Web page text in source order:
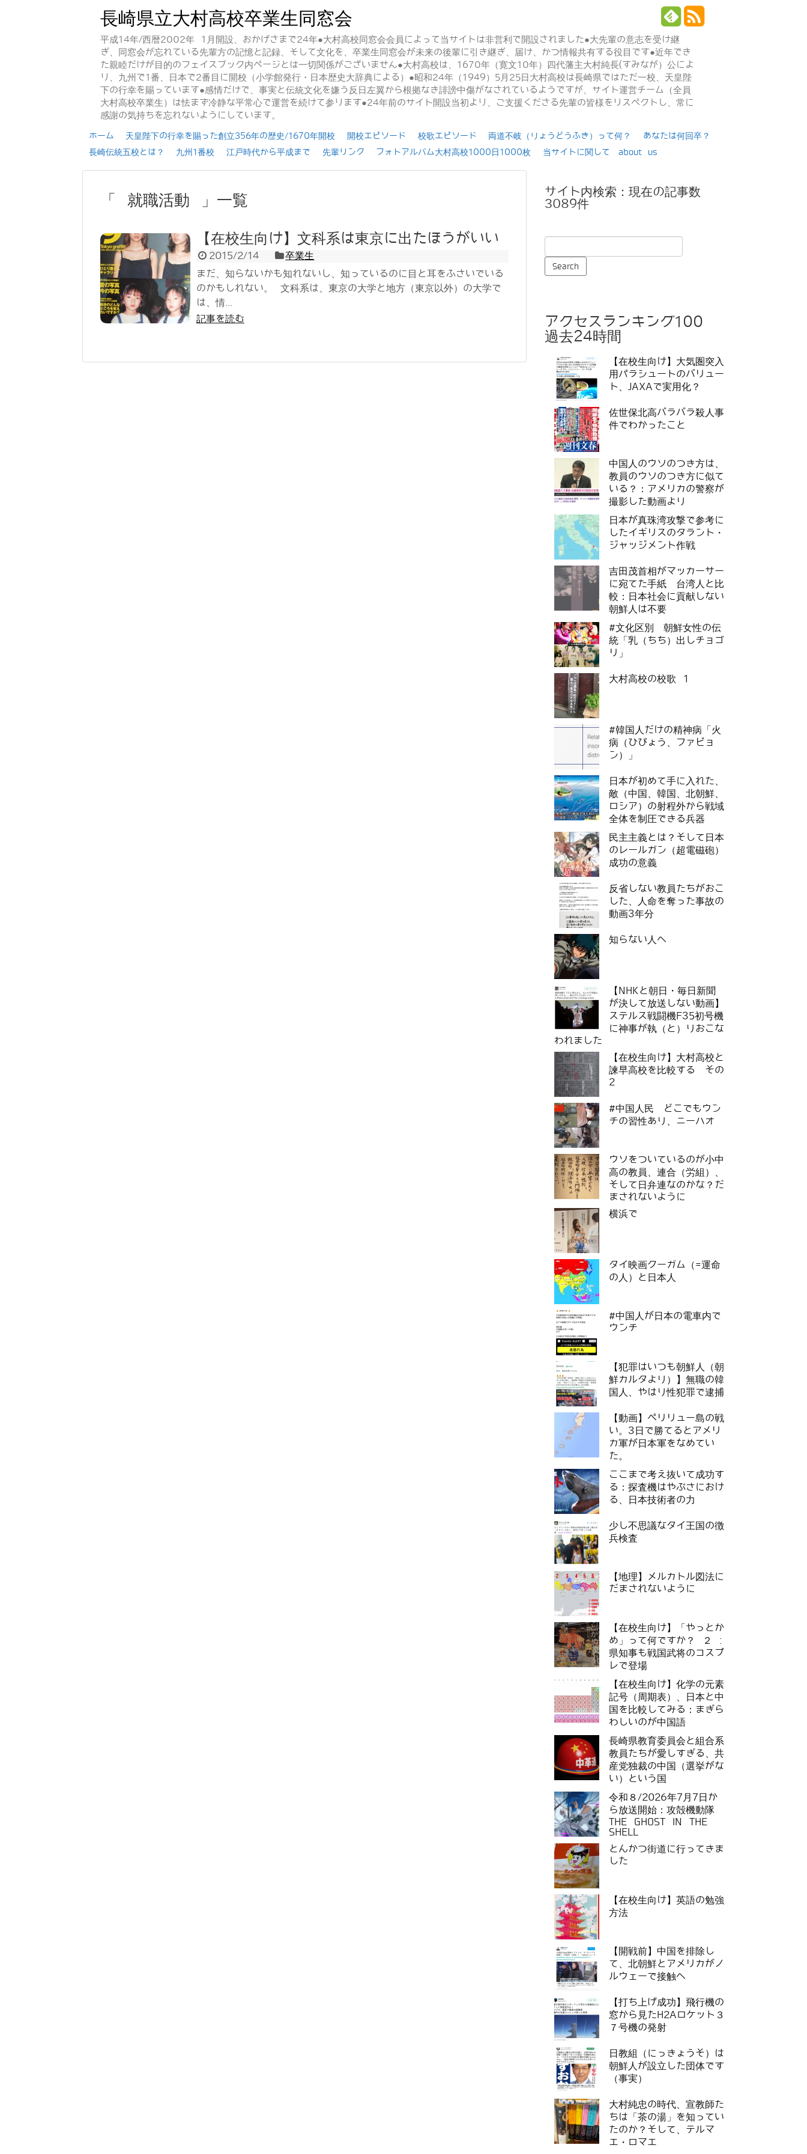
長崎県立大村高校卒業生同窓会
平成14年/西暦2002年 1月開設、おかげさまで24年●大村高校同窓会会員によって当サイトは非営利で開設されました●大先輩の意志を受け継
ぎ、同窓会が忘れている先輩方の記憶と記録、そして文化を、卒業生同窓会が未来の後輩に引き継ぎ、届け、かつ情報共有する役目です●近年でき
た親睦だけが目的のフェイスブック内ページとは一切関係がございません●大村高校は、1670年（寛文10年）四代藩主大村純長(すみなが）公によ
り、九州で1番、日本で2番目に開校（小学館発行・日本歴史大辞典による）●昭和24年（1949）5月25日大村高校は長崎県ではただ一校、天皇陛
下の行幸を賜っています●感情だけで、事実と伝統文化を嫌う反日左翼から根拠なき誹謗中傷がなされているようですが、サイト運営チーム（全員
大村高校卒業生）は怯まず冷静な平常心で運営を続けて参ります●24年前のサイト開設当初より、ご支援くださる先輩の皆様をリスペクトし、常に
感謝の気持ちを忘れないようにしています。
ホーム 天皇陛下の行幸を賜った創立356年の歴史/1670年開校 開校エピソード 校歌エピソード 両道不岐（りょうどうふき）って何？
あなたは何回卒？
長崎伝統五校とは？
九州1番校 江戸時代から平成まで 先輩リンク フォトアルバム大村高校1000日1000枚 当サイトに関して about us
「 就職活動 」一覧
【在校生向け】文科系は東京に出たほうがいい
2015/2/14
卒業生
まだ、知らないかも知れないし、知っているのに目と耳をふさいでいる
のかもしれない。 文科系は、東京の大学と地方（東京以外）の大学で
は、情...
記事を読む
サイト内検索：現在の記事数
3089件
アクセスランキング100
過去24時間
【在校生向け】大気圏突入
用パラシュートのバリュー
ト、JAXAで実用化？
佐世保北高バラバラ殺人事
件でわかったこと
中国人のウソのつき方は、
教員のウソのつき方に似て
いる？：アメリカの警察が
撮影した動画より
日本が真珠湾攻撃で参考に
したイギリスのタラント・
ジャッジメント作戦
吉田茂首相がマッカーサー
に宛てた手紙 台湾人と比
較：日本社会に貢献しない
朝鮮人は不要
#文化区別 朝鮮女性の伝
統「乳（ちち）出しチョゴ
リ」
大村高校の校歌 1
#韓国人だけの精神病「火
病（ひびょう、ファビョ
ン）」
日本が初めて手に入れた、
敵（中国、韓国、北朝鮮、
ロシア）の射程外から戦域
全体を制圧できる兵器
民主主義とは？そして日本
のレールガン（超電磁砲）
成功の意義
反省しない教員たちがおこ
した、人命を奪った事故の
動画3年分
知らない人へ
【NHKと朝日・毎日新聞
が決して放送しない動画】
ステルス戦闘機F35初号機
に神事が執（と）りおこな
われました
【在校生向け】大村高校と
諫早高校を比較する その
2
#中国人民 どこでもウン
チの習性あり、ニーハオ
ウソをついているのが小中
高の教員、連合（労組）、
そして日弁連なのかな？だ
まされないように
横浜で
タイ映画クーガム（=運命
の人）と日本人
#中国人が日本の電車内で
ウンチ
【犯罪はいつも朝鮮人（朝
鮮カルタより）】無職の韓
国人、やはり性犯罪で逮捕
【動画】ペリリュー島の戦
い。3日で勝てるとアメリ
カ軍が日本軍をなめてい
た。
ここまで考え抜いて成功す
る：探査機はやぶさにおけ
る、日本技術者の力
少し不思議なタイ王国の徴
兵検査
【地理】メルカトル図法に
だまされないように
【在校生向け】「やっとか
め」って何ですか？ ２ :
県知事も戦国武将のコスプ
レで登場
【在校生向け】化学の元素
記号（周期表）、日本と中
国を比較してみる：まぎら
わしいのが中国語
長崎県教育委員会と組合系
教員たちが愛しすぎる、共
産党独裁の中国（選挙がな
い）という国
令和８/2026年7月7日か
ら放送開始：攻殻機動隊
THE GHOST IN THE
SHELL
とんかつ街道に行ってきま
した
【在校生向け】英語の勉強
方法
【開戦前】中国を排除し
て、北朝鮮とアメリカがノ
ルウェーで接触へ
【打ち上げ成功】飛行機の
窓から見たH2Aロケット３
７号機の発射
日教組（にっきょうそ）は
朝鮮人が設立した団体です
（事実）
大村純忠の時代、宣教師た
ちは「茶の湯」を知ってい
たのか？そして、テルマ
エ・ロマエ